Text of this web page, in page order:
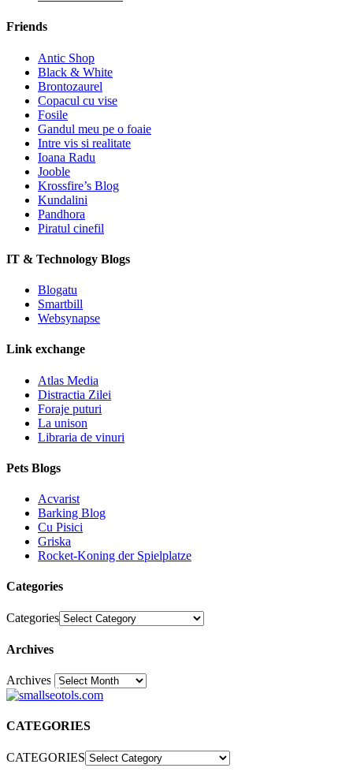
Friends
Antic Shop
Black & White
Brontozaurel
Copacul cu vise
Fosile
Gandul meu pe o foaie
Intre vis si realitate
Ioana Radu
Jooble
Krossfire’s Blog
Kundalini
Pandhora
Piratul cinefil
IT & Technology Blogs
Blogatu
Smartbill
Websynapse
Link exchange
Atlas Media
Distractia Zilei
Foraje puturi
La unison
Libraria de vinuri
Pets Blogs
Acvarist
Barking Blog
Cu Pisici
Griska
Rocket-Koning der Spielplatze
Categories
Categories
Archives
Archives30
CATEGORIES
CATEGORIES